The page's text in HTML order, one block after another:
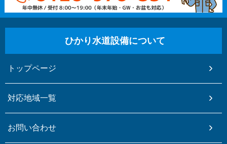
ひかり水道設備について
トップページ
対応地域一覧
お問い合わせ